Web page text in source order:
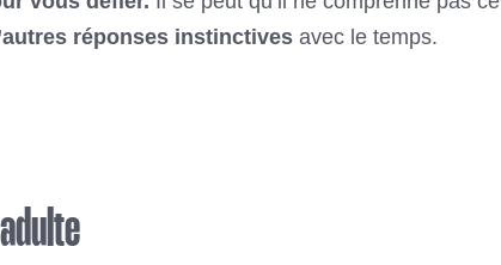
réponses instinctives avec le temps.